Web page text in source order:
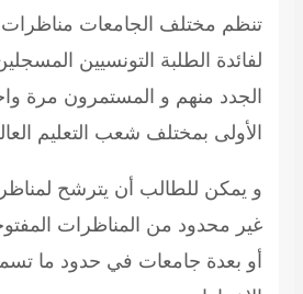
تنظم مختلف الجامعات مناظرات
لفائدة الطلبة التونسيين
الجدد منهم و المستمرون مرة
الأولى بمختلف شعب التعليم
و يمكن للطالب أن يترشح
غير محدود من المناظرات
أو بعدة جامعات في حدود ما